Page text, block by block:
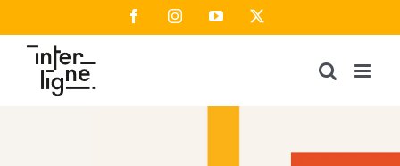
au
contenu
FacebookInstagramYouTube